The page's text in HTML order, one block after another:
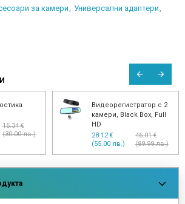
за камери
Универсални адаптери
15.34 €
(30.00 лв.)
Видеорегистратор с 2
камери, Black Box, Full
HD
28.12 €
(55.00 лв.)
46.01 €
(89.99 лв.)